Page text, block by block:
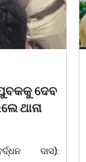
/ତିନି